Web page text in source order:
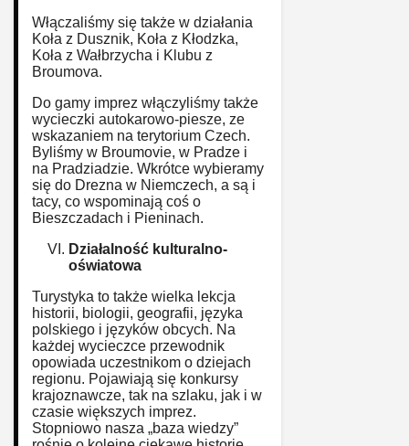
Włączaliśmy się także w działania
Koła z Dusznik, Koła z Kłodzka,
Koła z Wałbrzycha i Klubu z
Broumova.
Do gamy imprez włączyliśmy także
wycieczki autokarowo-piesze, ze
wskazaniem na terytorium Czech.
Byliśmy w Broumovie, w Pradze i
na Pradziadzie. Wkrótce wybieramy
się do Drezna w Niemczech, a są i
tacy, co wspominają coś o
Bieszczadach i Pieninach.
Działalność kulturalno-
oświatowa
Turystyka to także wielka lekcja
historii, biologii, geografii, języka
polskiego i języków obcych. Na
każdej wycieczce przewodnik
opowiada uczestnikom o dziejach
regionu. Pojawiają się konkursy
krajoznawcze, tak na szlaku, jak i w
czasie większych imprez.
Stopniowo nasza „baza wiedzy”